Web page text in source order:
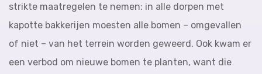
strikte maatregelen te nemen: in alle dorpen met
kapotte bakkerijen moesten alle bomen – omgevallen
of niet – van het terrein worden geweerd. Ook kwam er
een verbod om nieuwe bomen te planten, want die